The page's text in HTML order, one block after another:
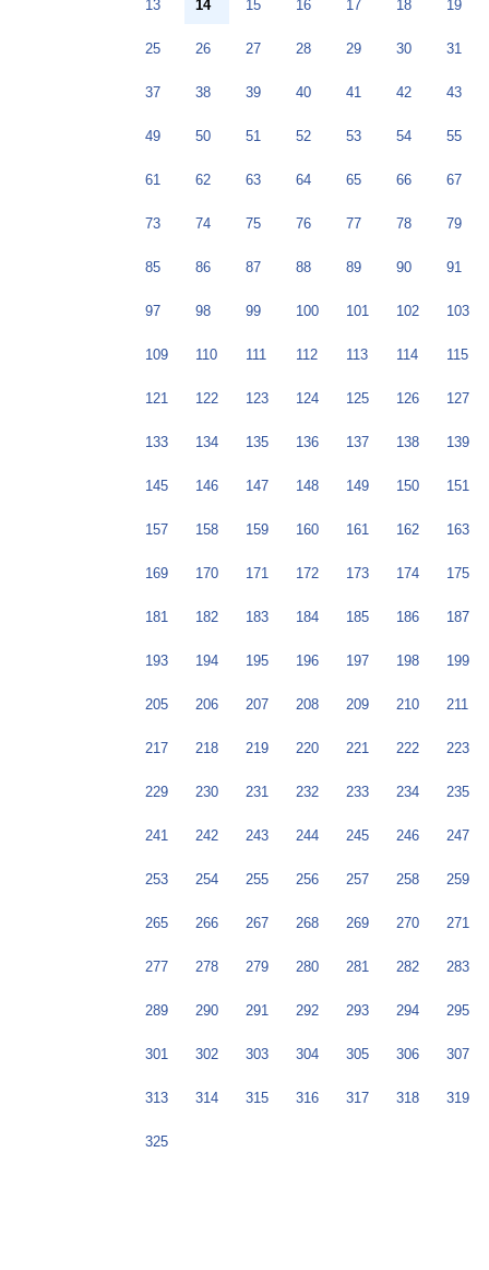
13 14 15 16 17 18 19
25 26 27 28 29 30 31
37 38 39 40 41 42 43
49 50 51 52 53 54 55
61 62 63 64 65 66 67
73 74 75 76 77 78 79
85 86 87 88 89 90 91
97 98 99 100 101 102 103
109 110 111 112 113 114 115
121 122 123 124 125 126 127
133 134 135 136 137 138 139
145 146 147 148 149 150 151
157 158 159 160 161 162 163
169 170 171 172 173 174 175
181 182 183 184 185 186 187
193 194 195 196 197 198 199
205 206 207 208 209 210 211
217 218 219 220 221 222 223
229 230 231 232 233 234 235
241 242 243 244 245 246 247
253 254 255 256 257 258 259
265 266 267 268 269 270 271
277 278 279 280 281 282 283
289 290 291 292 293 294 295
301 302 303 304 305 306 307
313 314 315 316 317 318 319
325